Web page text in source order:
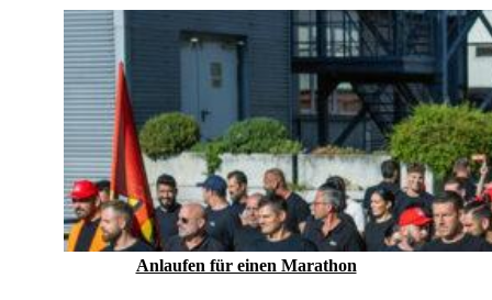
Anlaufen für einen Marathon